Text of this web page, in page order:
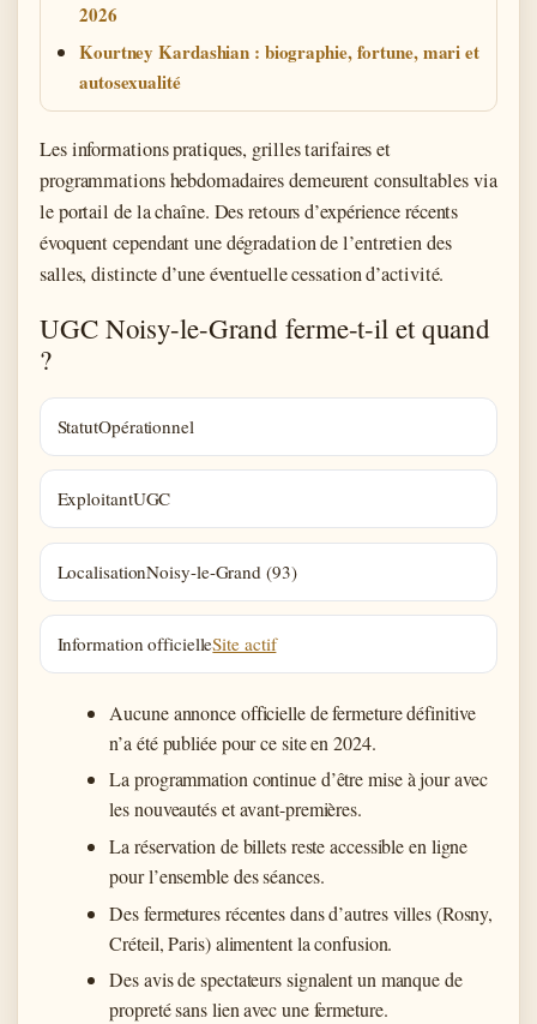
2026
Kourtney Kardashian : biographie, fortune, mari et
autosexualité
Les informations pratiques, grilles tarifaires et
programmations hebdomadaires demeurent consultables via
le portail de la chaîne. Des retours d’expérience récents
évoquent cependant une dégradation de l’entretien des
salles, distincte d’une éventuelle cessation d’activité.
UGC Noisy-le-Grand ferme-t-il et quand
?
StatutOpérationnel
ExploitantUGC
LocalisationNoisy-le-Grand (93)
Information officielleSite actif
Aucune annonce officielle de fermeture définitive
n’a été publiée pour ce site en 2024.
La programmation continue d’être mise à jour avec
les nouveautés et avant-premières.
La réservation de billets reste accessible en ligne
pour l’ensemble des séances.
Des fermetures récentes dans d’autres villes (Rosny,
Créteil, Paris) alimentent la confusion.
Des avis de spectateurs signalent un manque de
propreté sans lien avec une fermeture.